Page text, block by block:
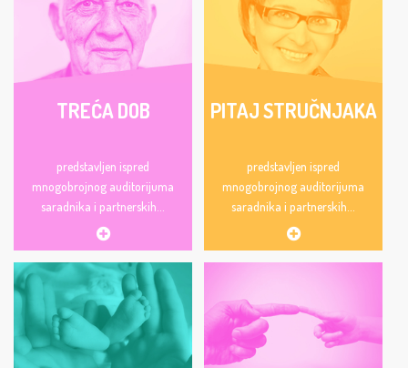
TREĆA DOB
predstavljen ispred
mnogobrojnog auditorijuma
saradnika i partnerskih...
PITAJ STRUČNJAKA
predstavljen ispred
mnogobrojnog auditorijuma
saradnika i partnerskih...